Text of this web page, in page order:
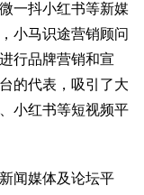
一抖小红书等新媒
小马识途营销顾问
行品牌营销和宣
的代表，吸引了大
小红书等短视频平
闻媒体及论坛平